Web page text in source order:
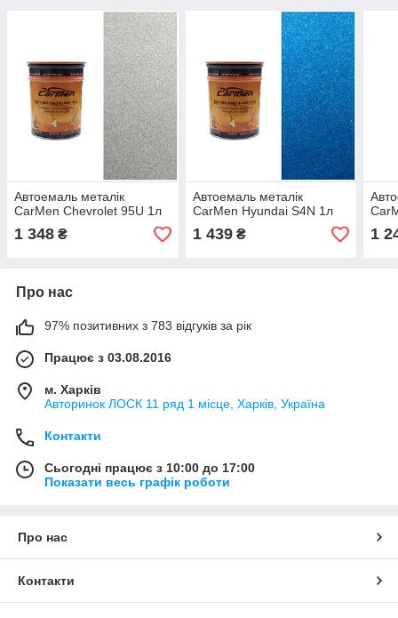
Автоемаль металік
CarMen Chevrolet 95U 1л
1 348 ₴
Автоемаль металік
CarMen Hyundai S4N 1л
1 439₴ 1
Про нас
97% позитивних з 783 відгуків за рік
Працює з 03.08.2016
м. Харків
Авторинок ЛОСК 11 ряд 1 місце, Харків, Україна
Контакти
Сьогодні працює з 10:00 до 17:00
Показати весь графік роботи
Про нас
Контакти